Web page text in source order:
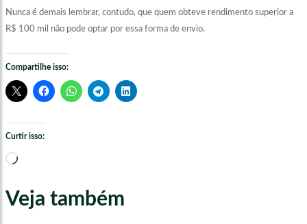
Nunca é demais lembrar, contudo, que quem obteve rendimento superior a
R$ 100 mil não pode optar por essa forma de envio.
Compartilhe isso:
Curtir isso:
Carregando...
Veja também